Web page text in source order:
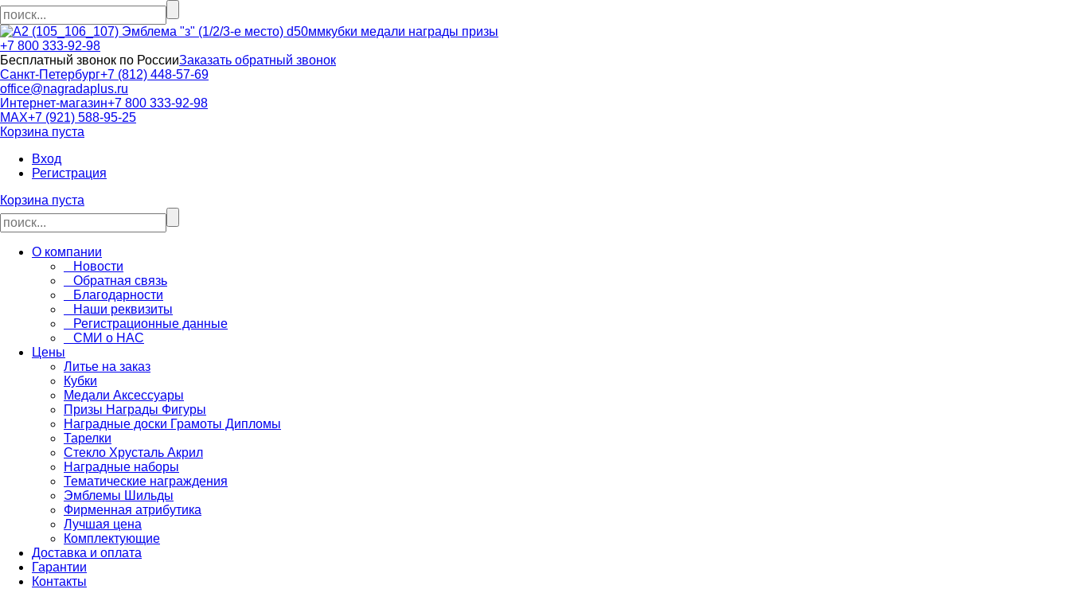
кубки медали награды призы
+7 800 333-92-98
Бесплатный звонок по РоссииЗаказать обратный звонок
Санкт-Петербург+7 (812) 448-57-69
office@nagradaplus.ru
Интернет-магазин+7 800 333-92-98
MAX+7 (921) 588-95-25
Корзина пуста
Вход
Регистрация
Корзина пуста
О компании
Новости
Обратная связь
Благодарности
Наши реквизиты
Регистрационные данные
СМИ о НАС
Цены
Литье на заказ
Кубки
Медали Аксессуары
Призы Награды Фигуры
Наградные доски Грамоты Дипломы
Тарелки
Стекло Хрусталь Акрил
Наградные наборы
Тематические награждения
Эмблемы Шильды
Фирменная атрибутика
Лучшая цена
Комплектующие
Доставка и оплата
Гарантии
Контакты